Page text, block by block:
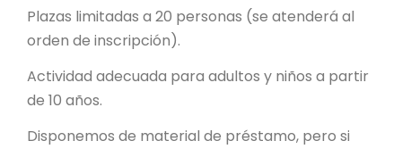
Plazas limitadas a 20 personas (se atenderá al
orden de inscripción).
Actividad adecuada para adultos y niños a partir
de 10 años.
Disponemos de material de préstamo, pero si